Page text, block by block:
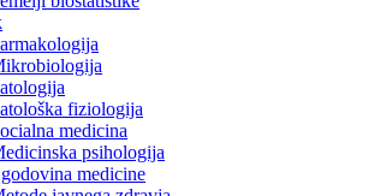
fiziologija
medicina
psihologija
medicine